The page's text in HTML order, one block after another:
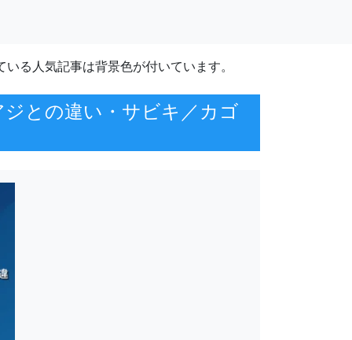
いる人気記事は背景色が付いています。
との違い・サビキ／カゴ